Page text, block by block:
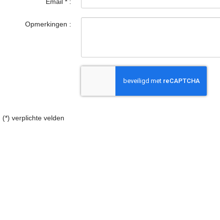
Opmerkingen :
(*) verplichte velden